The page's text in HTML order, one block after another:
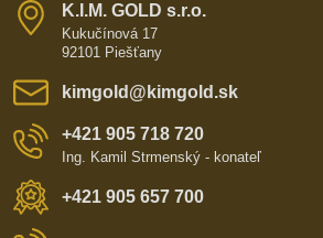
K​​.I​​.M​​. GOLD s​​.r​​.o​​.
Kukučínová 17
92101 Piešťany
kimgold​@kimgold​.sk
+421 905 718 720
Ing. Kamil Strmenský - konateľ
+421 905 657 700